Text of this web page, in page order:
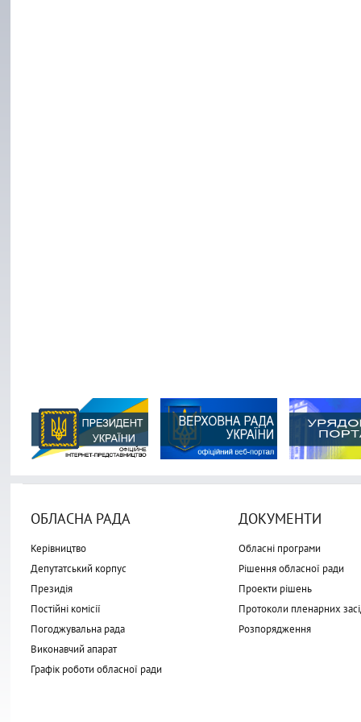
ОБЛАСНА РАДА
Керівництво
Депутатський корпус
Президія
Постійні комісії
Погоджувальна рада
Виконавчий апарат
Графік роботи обласної ради
ДОКУМЕНТИ
Обласні програми
Рішення обласної ради
Проекти рішень
Протоколи пленарних
Розпорядження